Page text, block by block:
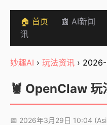
🏠 首页 📰 AI新闻
讯
妙趣AI › 玩法资讯 ›
🦞 OpenClaw 玩
📅 2026年3月29日 10:04